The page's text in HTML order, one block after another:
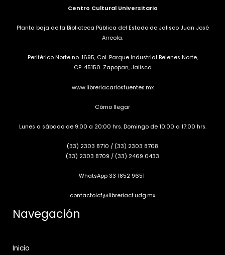
Centro Cultural Universitario
Planta baja de la Biblioteca Pública del Estado de Jalisco Juan José
Arreola.
Periférico Norte no. 1695, Col. Parque Industrial Belenes Norte,
CP. 45150. Zapopan, Jalisco
www.libreriacarlosfuentes.mx
Cómo llegar
Lunes a sábado de 9:00 a 20:00 hrs. Domingo de 10:00 a 17:00 hrs.
(33) 2303 8710 / (33) 2303 8708
(33) 2303 8709 / (33) 2469 0433
WhatsApp 33 1852 9651
contactolcf@libreriacf.udg.mx
Navegación
Inicio